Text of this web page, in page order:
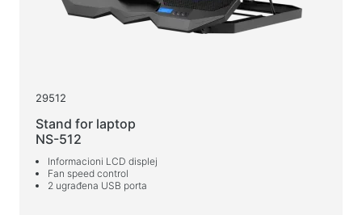
29512
Stand for laptop
NS-512
Informacioni LCD displej
Fan speed control
2 ugrađena USB porta